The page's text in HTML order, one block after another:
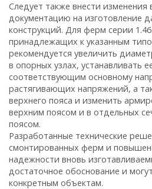
Следует также внести изменения
документацию на изготовление
конструкций. Для ферм серии
принадлежащих к указанным
рекомендуется увеличить
в опорных узлах, устанавливать
соответствующим основному
растягивающих напряжений, а
верхнего пояса и изменить
верхним поясом и в отдельных
поясом.
Разработанные технические
смонтированных ферм и
надежности вновь
достаточное обоснование и
конкретным объектам.